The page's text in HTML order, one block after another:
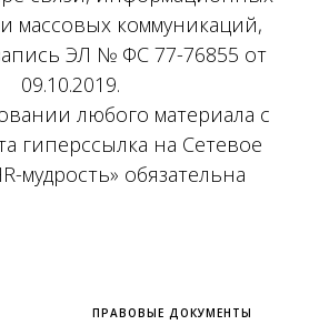
массовых коммуникаций,
ЭЛ № ФС 77-76855 от
09.10.2019.
любого материала с
гиперссылка на Сетевое
мудрость» обязательна
ПРАВОВЫЕ ДОКУМЕНТЫ